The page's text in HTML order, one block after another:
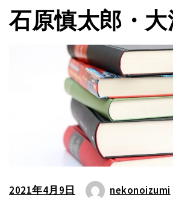
石原慎太郎・
2021年4月9日 nekonoizumi